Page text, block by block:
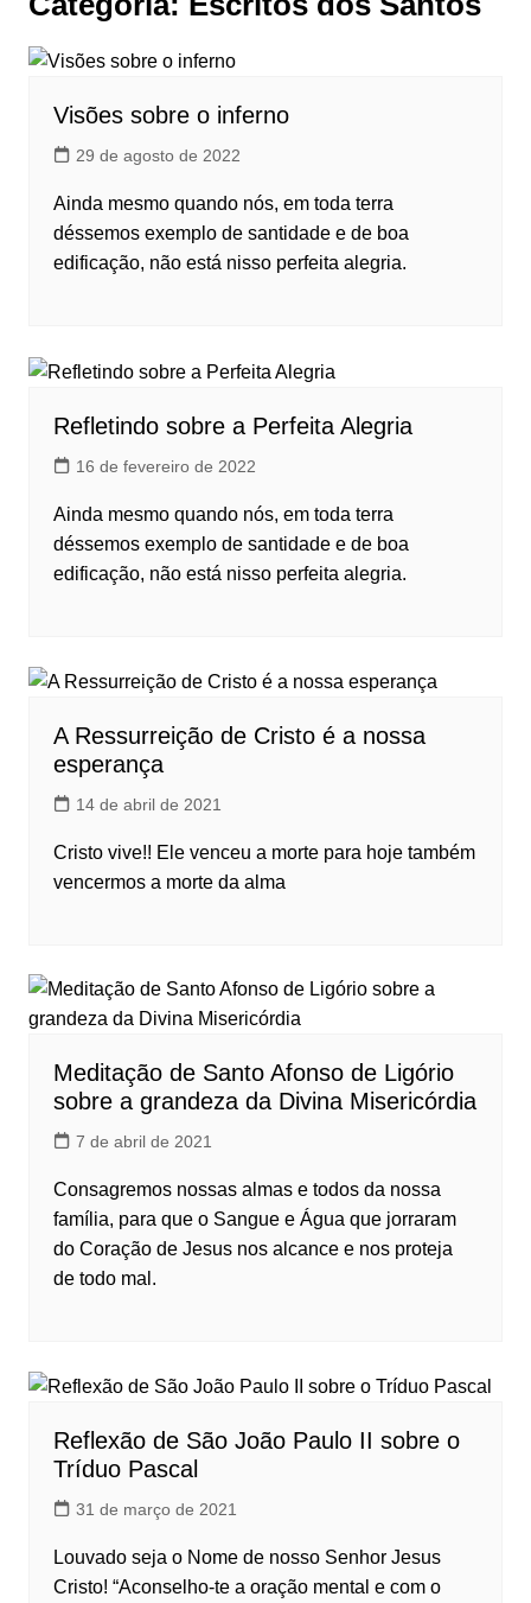
Visões sobre o inferno
29 de agosto de 2022
Ainda mesmo quando nós, em toda terra
déssemos exemplo de santidade e de boa
edificação, não está nisso perfeita alegria.
Refletindo sobre a Perfeita Alegria
16 de fevereiro de 2022
Ainda mesmo quando nós, em toda terra
déssemos exemplo de santidade e de boa
edificação, não está nisso perfeita alegria.
A Ressurreição de Cristo é a nossa
esperança
14 de abril de 2021
Cristo vive!! Ele venceu a morte para hoje também
vencermos a morte da alma
Meditação de Santo Afonso de Ligório
sobre a grandeza da Divina Misericórdia
7 de abril de 2021
Consagremos nossas almas e todos da nossa
família, para que o Sangue e Água que jorraram
do Coração de Jesus nos alcance e nos proteja
de todo mal.
Reflexão de São João Paulo II sobre o
Tríduo Pascal
31 de março de 2021
Louvado seja o Nome de nosso Senhor Jesus
Cristo! “Aconselho-te a oração mental e com o